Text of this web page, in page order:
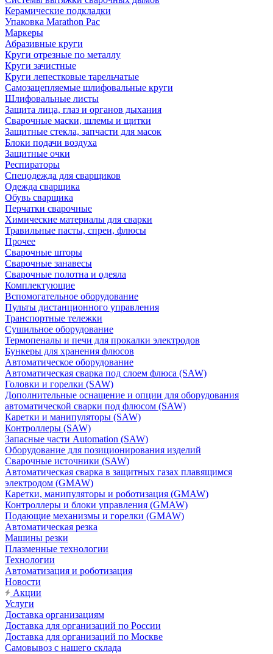
Керамические подкладки
Упаковка Marathon Pac
Маркеры
Абразивные круги
Круги отрезные по металлу
Круги зачистные
Круги лепестковые тарельчатые
Самозацепляемые шлифовальные круги
Шлифовальные листы
Защита лица, глаз и органов дыхания
Сварочные маски, шлемы и щитки
Защитные стекла, запчасти для масок
Блоки подачи воздуха
Защитные очки
Респираторы
Спецодежда для сварщиков
Одежда сварщика
Обувь сварщика
Перчатки сварочные
Химические материалы для сварки
Травильные пасты, спреи, флюсы
Прочее
Сварочные шторы
Сварочные занавесы
Сварочные полотна и одеяла
Комплектующие
Вспомогательное оборудование
Пульты дистанционного управления
Транспортные тележки
Сушильное оборудование
Термопеналы и печи для прокалки электродов
Бункеры для хранения флюсов
Автоматическое оборудование
Автоматическая сварка под слоем флюса (SAW)
Головки и горелки (SAW)
Дополнительные оснащение и опции для оборудования
автоматической сварки под флюсом (SAW)
Каретки и манипуляторы (SAW)
Контроллеры (SAW)
Запасные части Automation (SAW)
Оборудование для позиционирования изделий
Сварочные источники (SAW)
Автоматическая сварка в защитных газах плавящимся
электродом (GMAW)
Каретки, манипуляторы и роботизация (GMAW)
Контроллеры и блоки управления (GMAW)
Подающие механизмы и горелки (GMAW)
Автоматическая резка
Машины резки
Плазменные технологии
Технологии
Автоматизация и роботизация
Новости
Акции
Услуги
Доставка организациям
Доставка для организаций по России
Доставка для организаций по Москве
Самовывоз с нашего склада